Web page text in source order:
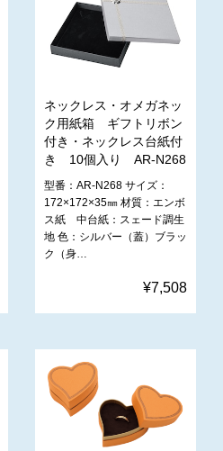
ネックレス・オメガネッ
ク用紙箱 ギフトリボン
付き・ネックレス台紙付
き 10個入り AR-N268
型番：AR-N268 サイズ：
172×172×35㎜ 材質：エンボ
ス紙 中台紙：スェード調生
地 色：シルバー（蓋）ブラッ
ク（身…
¥7,508